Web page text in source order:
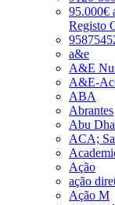
95.000€
Registo
a&e
A&E
A&E-
ABA
Abrantes
Abu
ACA;
Ação
ação
Ação M